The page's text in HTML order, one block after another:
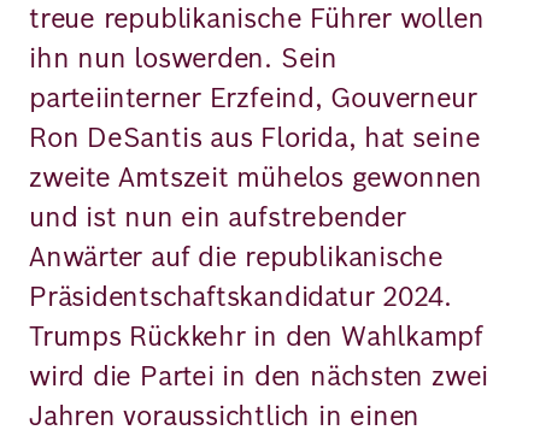
treue republikanische Führer wollen
ihn nun loswerden. Sein
parteiinterner Erzfeind, Gouverneur
Ron DeSantis aus Florida, hat seine
zweite Amtszeit mühelos gewonnen
und ist nun ein aufstrebender
Anwärter auf die republikanische
Präsidentschaftskandidatur 2024.
Trumps Rückkehr in den Wahlkampf
wird die Partei in den nächsten zwei
Jahren voraussichtlich in einen